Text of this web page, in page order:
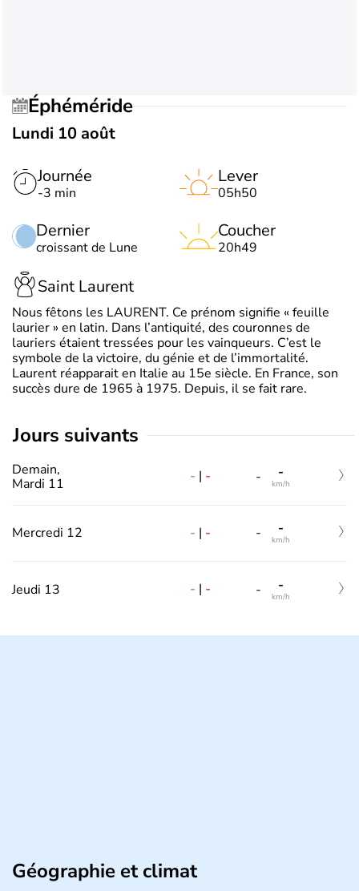
Éphéméride
Lundi 10 août
Journée
-3 min
Dernier
croissant de Lune
Lever
05h50
Coucher
20h49
Saint Laurent
Nous fêtons les LAURENT. Ce prénom signifie « feuille
laurier » en latin. Dans l’antiquité, des couronnes de
lauriers étaient tressées pour les vainqueurs. C’est le
symbole de la victoire, du génie et de l’immortalité.
Laurent réapparait en Italie au 15e siècle. En France, son
succès dure de 1965 à 1975. Depuis, il se fait rare.
jours suivants
Demain,
Mardi 11
- | - - -
km/h
Mercredi 12 - | - - -
km/h
Jeudi 13 - | - - -
km/h
Géographie et climat